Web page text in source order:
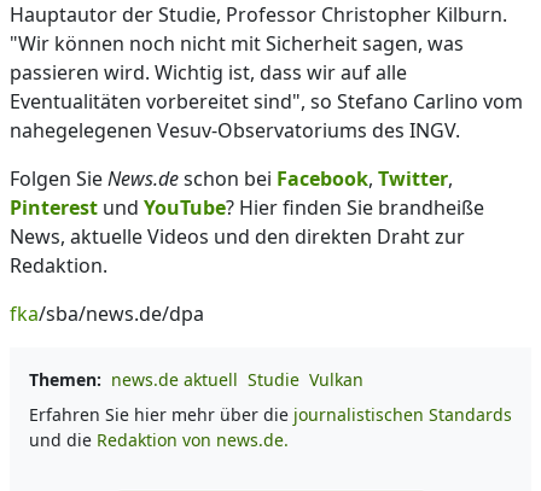
Hauptautor der Studie, Professor Christopher Kilburn.
"Wir können noch nicht mit Sicherheit sagen, was
passieren wird. Wichtig ist, dass wir auf alle
Eventualitäten vorbereitet sind", so Stefano Carlino vom
nahegelegenen Vesuv-Observatoriums des INGV.
Folgen SieNews.deschon bei Facebook, Twitter,
Pinterest und YouTube? Hier finden Sie brandheiße
News, aktuelle Videos und den direkten Draht zur
Redaktion.
fka/sba/news.de/dpa
Themen: news.de aktuell Studie Vulkan
Erfahren Sie hier mehr über die journalistischen Standards
und die Redaktion von news.de.